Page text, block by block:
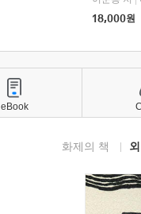
18,000원
화제의 책
eBook